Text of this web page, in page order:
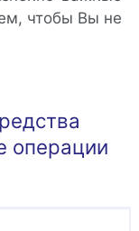
чтобы Вы не
операции